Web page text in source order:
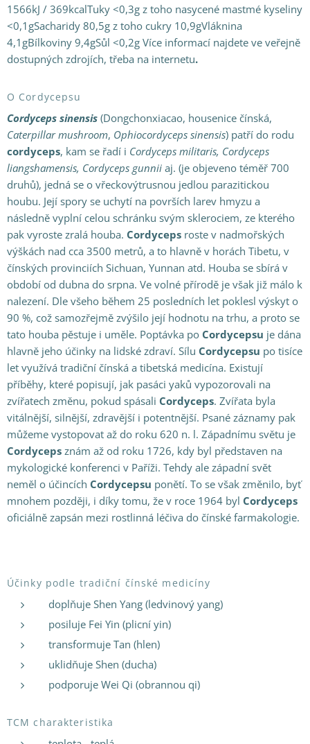
1566kJ / 369kcalTuky <0,3g z toho nasycené mastmé kyseliny
<0,1gSacharidy 80,5g z toho cukry 10,9gVláknina
4,1gBílkoviny 9,4gSůl <0,2g Více informací najdete ve veřejně
dostupných zdrojích, třeba na internetu.
O Cordycepsu
Cordyceps sinensis (Dongchonxiacao, housenice čínská,
Caterpillar mushroom, Ophiocordyceps sinensis) patří do rodu
cordyceps, kam se řadí i Cordyceps militaris, Cordyceps
liangshamensis, Cordyceps gunnii aj. (je objeveno téměř 700
druhů), jedná se o vřeckovýtrusnou jedlou parazitickou
houbu. Její spory se uchytí na površích larev hmyzu a
následně vyplní celou schránku svým sklerociem, ze kterého
pak vyroste zralá houba. Cordyceps roste v nadmořských
výškách nad cca 3500 metrů, a to hlavně v horách Tibetu, v
čínských provinciích Sichuan, Yunnan atd. Houba se sbírá v
období od dubna do srpna. Ve volné přírodě je však již málo k
nalezení. Dle všeho během 25 posledních let poklesl výskyt o
90 %, což samozřejmě zvýšilo její hodnotu na trhu, a proto se
tato houba pěstuje i uměle. Poptávka po Cordycepsu je dána
hlavně jeho účinky na lidské zdraví. Sílu Cordycepsu po tisíce
let využívá tradiční čínská a tibetská medicína. Existují
příběhy, které popisují, jak pasáci yaků vypozorovali na
zvířatech změnu, pokud spásali Cordyceps. Zvířata byla
vitálnější, silnější, zdravější i potentnější. Psané záznamy pak
můžeme vystopovat až do roku 620 n. l. Západnímu světu je
Cordyceps znám až od roku 1726, kdy byl představen na
mykologické konferenci v Paříži. Tehdy ale západní svět
neměl o účincích Cordycepsu ponětí. To se však změnilo, byť
mnohem později, i díky tomu, že v roce 1964 byl Cordyceps
oficiálně zapsán mezi rostlinná léčiva do čínské farmakologie.
Účinky podle tradiční čínské medicíny
doplňuje Shen Yang (ledvinový yang)
posiluje Fei Yin (plicní yin)
transformuje Tan (hlen)
uklidňuje Shen (ducha)
podporuje Wei Qi (obrannou qi)
TCM charakteristika